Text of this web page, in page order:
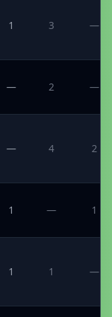
1 3 —
— 2 —
— 4 2
1 — 1
1 1 —